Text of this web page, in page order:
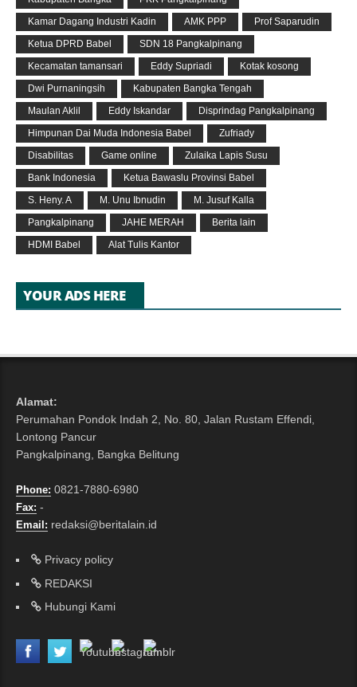
Kamar Dagang Industri Kadin
AMK PPP
Prof Saparudin
Ketua DPRD Babel
SDN 18 Pangkalpinang
Kecamatan tamansari
Eddy Supriadi
Kotak kosong
Dwi Purnaningsih
Kabupaten Bangka Tengah
Maulan Aklil
Eddy Iskandar
Disprindag Pangkalpinang
Himpunan Dai Muda Indonesia Babel
Zufriady
Disabilitas
Game online
Zulaika Lapis Susu
Bank Indonesia
Ketua Bawaslu Provinsi Babel
S. Heny. A
M. Unu Ibnudin
M. Jusuf Kalla
Pangkalpinang
JAHE MERAH
Berita lain
HDMI Babel
Alat Tulis Kantor
YOUR ADS HERE
Alamat:
Perumahan Pondok Indah 2, No. 80, Jalan Rustam Effendi,
Lontong Pancur
Pangkalpinang, Bangka Belitung
Phone: 0821-7880-6980
Fax: -
Email: redaksi@beritalain.id
Privacy policy
REDAKSI
Hubungi Kami